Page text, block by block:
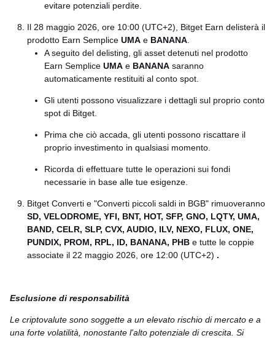
evitare potenziali perdite.
Il 28 maggio 2026, ore 10:00 (UTC+2), Bitget Earn delisterà il
prodotto Earn Semplice UMA e BANANA
A seguito del delisting, gli asset detenuti nel prodotto
Earn Semplice UMA e BANANA saranno
automaticamente restituiti al conto spot.
Gli utenti possono visualizzare i dettagli sul proprio conto
spot di Bitget.
Prima che ciò accada, gli utenti possono riscattare il
proprio investimento in qualsiasi momento.
Ricorda di effettuare tutte le operazioni sui fondi
necessarie in base alle tue esigenze.
Bitget Converti e "Converti piccoli saldi in BGB" rimuoveranno
SD, VELODROME, YFI, BNT, HOT, SFP, GNO, LQTY, UMA,
BAND, CELR, SLP, CVX, AUDIO, ILV, NEXO, FLUX, ONE,
PUNDIX, PROM, RPL, ID, BANANA, PHB e tutte le coppie
associate il 22 maggio 2026, ore 12:00 (UTC+2) .
Esclusione di responsabilità
Le criptovalute sono soggette a un elevato rischio di mercato e a
una forte volatilità, nonostante l'alto potenziale di crescita. Si